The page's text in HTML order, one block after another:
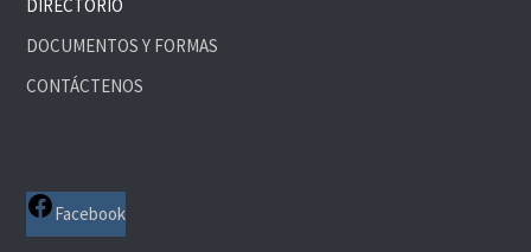
DIRECTORIO
DOCUMENTOS Y FORMAS
CONTÁCTENOS
Facebook